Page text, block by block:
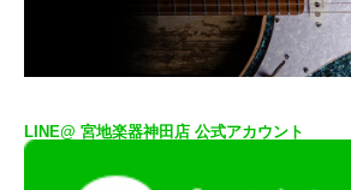
LINE@ 宮地楽器神田店 公式アカウント